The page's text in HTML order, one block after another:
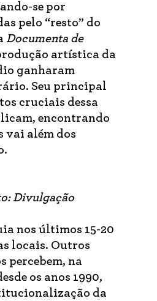
se por
pelo “resto” do
Documenta de
artística da
ganharam
Seu principal
cruciais dessa
encontrando
vai além dos
Divulgação
nos últimos 15-20
locais. Outros
percebem, na
os anos 1990,
da